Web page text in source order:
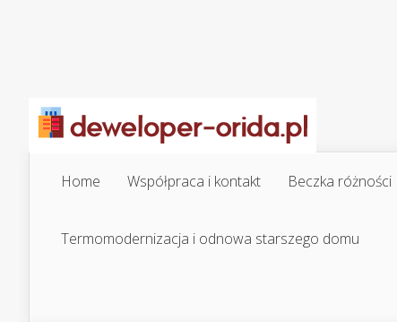
Home Współpraca i kontakt Beczka różności
Termomodernizacja i odnowa starszego domu